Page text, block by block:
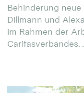
Behinderung
Dillmann und
im Rahmen der
Caritasverbandes.